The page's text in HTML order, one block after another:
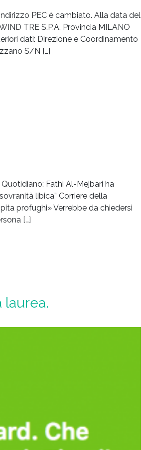
PEC è cambiato. Alla data del
TRE S.P.A. Provincia MILANO
dati: Direzione e Coordinamento
S/N […]
Fathi Al-Mejbari ha
libica” Corriere della
profughi» Verrebbe da chiedersi
[…]
laurea.